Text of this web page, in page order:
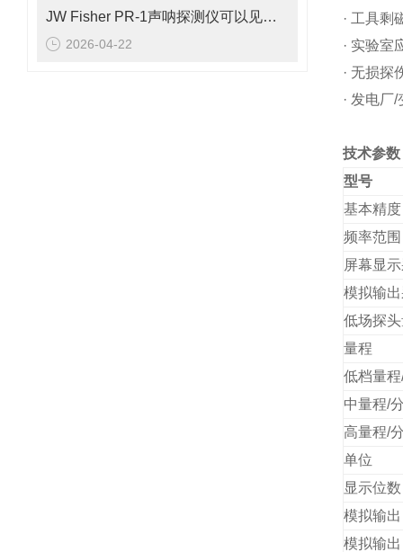
JW Fisher PR-1声呐探测仪可以见于多个场景中
2026-04-22
· 工具剩
· 实验室
· 无损探
· 发电厂
技术参数
型号
基本精度
频率范围
屏幕显
模拟输
低场探
量程
低档量
中量程/
高量程/
单位
显示位数
模拟输出
模拟输出